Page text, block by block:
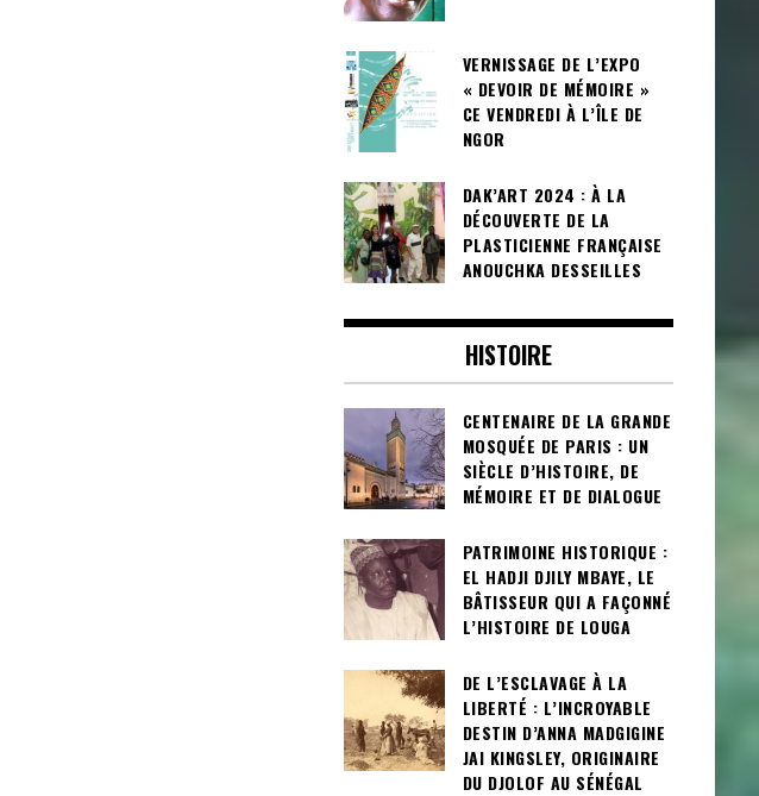
VERNISSAGE DE L’EXPO
« DEVOIR DE MÉMOIRE »
CE VENDREDI À L’ÎLE DE
NGOR
DAK’ART 2024 : À LA
DÉCOUVERTE DE LA
PLASTICIENNE FRANÇAISE
ANOUCHKA DESSEILLES
HISTOIRE
CENTENAIRE DE LA GRANDE
MOSQUÉE DE PARIS : UN
SIÈCLE D’HISTOIRE, DE
MÉMOIRE ET DE DIALOGUE
PATRIMOINE HISTORIQUE :
EL HADJI DJILY MBAYE, LE
BÂTISSEUR QUI A FAÇONNÉ
L’HISTOIRE DE LOUGA
DE L’ESCLAVAGE À LA
LIBERTÉ : L’INCROYABLE
DESTIN D’ANNA MADGIGINE
JAI KINGSLEY, ORIGINAIRE
DU DJOLOF AU SÉNÉGAL